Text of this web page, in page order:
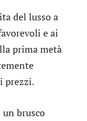
del lusso a
e ai
prima metà
prezzi.
un brusco